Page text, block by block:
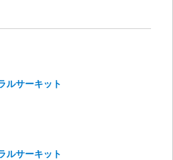
ルサーキット
ルサーキット